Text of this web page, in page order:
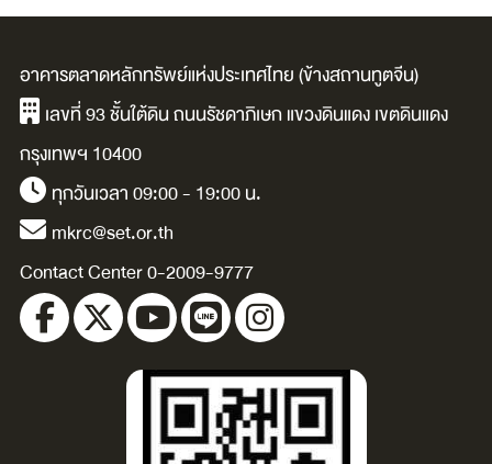
Facebook,
Google
อาคารตลาดหลักทรัพย์แห่งประเทศไทย (ข้างสถานทูตจีน)
เลขที่ 93 ชั้นใต้ดิน ถนนรัชดาภิเษก แขวงดินแดง เขตดินแดง
กรุงเทพฯ 10400
ทุกวันเวลา 09:00 - 19:00 น.
mkrc@set.or.th
Contact Center 0-2009-9777